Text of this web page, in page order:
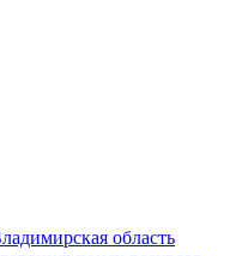
область